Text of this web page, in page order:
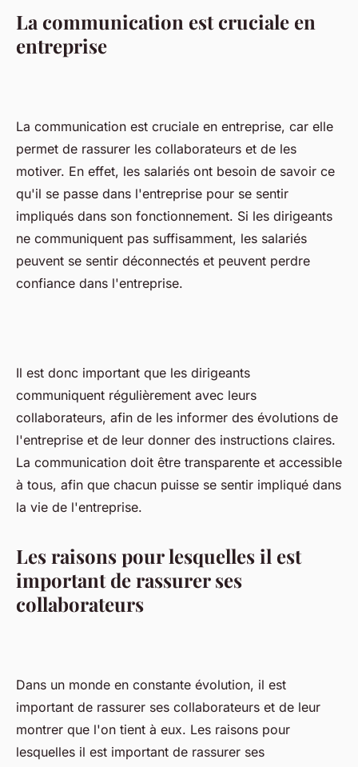
La communication est cruciale en
entreprise
La communication est cruciale en entreprise, car elle
permet de rassurer les collaborateurs et de les
motiver. En effet, les salariés ont besoin de savoir ce
qu'il se passe dans l'entreprise pour se sentir
impliqués dans son fonctionnement. Si les dirigeants
ne communiquent pas suffisamment, les salariés
peuvent se sentir déconnectés et peuvent perdre
confiance dans l'entreprise.
Il est donc important que les dirigeants
communiquent régulièrement avec leurs
collaborateurs, afin de les informer des évolutions de
l'entreprise et de leur donner des instructions claires.
La communication doit être transparente et accessible
à tous, afin que chacun puisse se sentir impliqué dans
la vie de l'entreprise.
Les raisons pour lesquelles il est
important de rassurer ses
collaborateurs
Dans un monde en constante évolution, il est
important de rassurer ses collaborateurs et de leur
montrer que l'on tient à eux. Les raisons pour
lesquelles il est important de rassurer ses